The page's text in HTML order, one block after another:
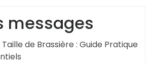
messages
de Brassière : Guide Pratique